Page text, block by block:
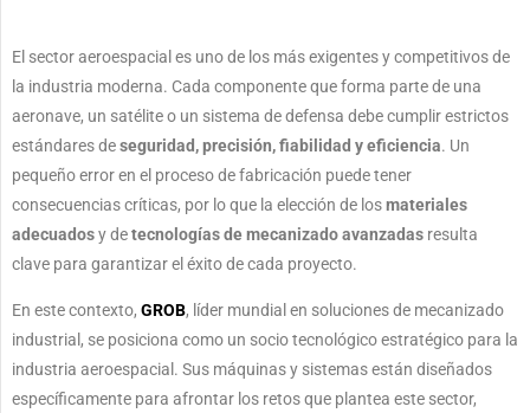
El sector aeroespacial es uno de los más exigentes y competitivos de
la industria moderna. Cada componente que forma parte de una
aeronave, un satélite o un sistema de defensa debe cumplir estrictos
estándares deseguridad, precisión, fiabilidad y eficiencia. Un
pequeño error en el proceso de fabricación puede tener
consecuencias críticas, por lo que la elección de losmateriales
adecuadosy detecnologías de mecanizado avanzadas resulta
clave para garantizar el éxito de cada proyecto.
En este contexto, GROB, líder mundial en soluciones de mecanizado
industrial, se posiciona como un socio tecnológico estratégico para la
industria aeroespacial. Sus máquinas y sistemas están diseñados
específicamente para afrontar los retos que plantea este sector,